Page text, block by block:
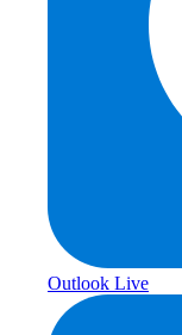
Outlook Live